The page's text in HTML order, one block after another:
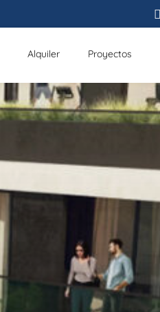
Alquiler Proyectos